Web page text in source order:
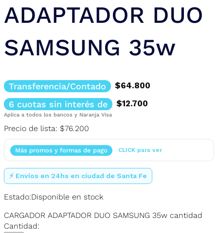
ADAPTADOR DUO
SAMSUNG 35w
Transferencia/Contado $64.800
6 cuotas sin interés de $12.700
Aplica a todos los bancos y Naranja Visa
Precio de lista: $76.200
Más promos y formas de pago CLICK para ver
⚡ Envíos en 24hs en ciudad de Santa Fe
Estado:Disponible en stock
CARGADOR ADAPTADOR DUO SAMSUNG 35w cantidad
Cantidad: